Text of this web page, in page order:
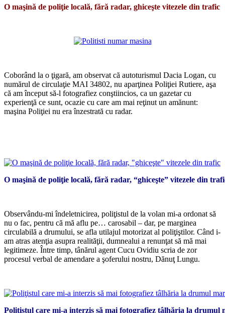
O maşină de poliţie locală, fără radar, ghiceşte vitezele din trafic
Coborând la o ţigară, am observat că autoturismul Dacia Logan, cu
numărul de circulaţie MAI 34802, nu aparţinea Poliţiei Rutiere, aşa
că am început să-l fotografiez conştiincios, ca un gazetar cu
experienţă ce sunt, ocazie cu care am mai reţinut un amănunt:
maşina Poliţiei nu era înzestrată cu radar.
O maşină de poliţie locală, fără radar, “ghiceşte” vitezele din
Observându-mi îndeletnicirea, poliţistul de la volan mi-a ordonat să
nu o fac, pentru că mă aflu pe… carosabil – dar, pe marginea
circulabilă a drumului, se afla utilajul motorizat al poliţiştilor. Când i-
am atras atenţia asupra realităţii, dumnealui a renunţat să mă mai
legitimeze. Între timp, tânărul agent Cucu Ovidiu scria de zor
procesul verbal de amendare a şoferului nostru, Dănuţ Lungu.
Poliţistul care mi-a interzis să mai fotografiez tâlhăria la drumul